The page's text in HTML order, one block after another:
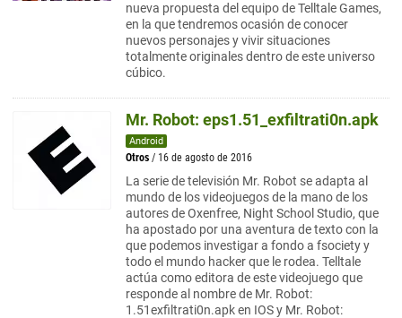
nueva propuesta del equipo de Telltale Games,
en la que tendremos ocasión de conocer
nuevos personajes y vivir situaciones
totalmente originales dentro de este universo
cúbico.
Mr. Robot: eps1.51_exfiltrati0n.apk
Android
Otros / 16 de agosto de 2016
La serie de televisión Mr. Robot se adapta al
mundo de los videojuegos de la mano de los
autores de Oxenfree, Night School Studio, que
ha apostado por una aventura de texto con la
que podemos investigar a fondo a fsociety y
todo el mundo hacker que le rodea. Telltale
actúa como editora de este videojuego que
responde al nombre de Mr. Robot:
1.51exfiltrati0n.apk en IOS y Mr. Robot: